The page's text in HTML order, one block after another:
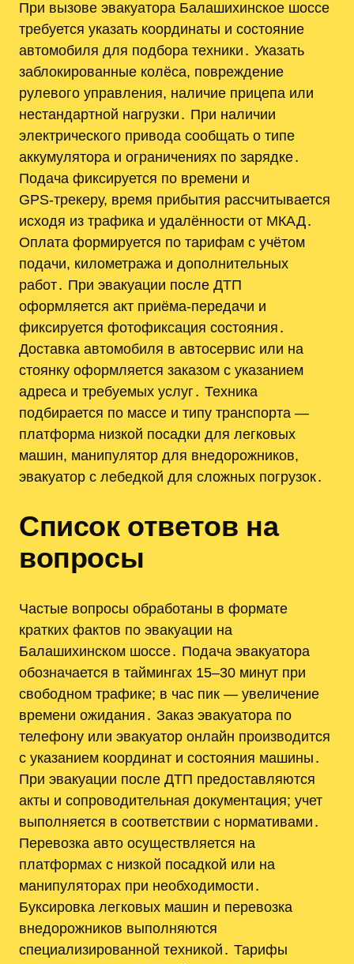
При вызове эвакуатора Балашихинское шоссе
требуется указать координаты и состояние
автомобиля для подбора техники․ Указать
заблокированные колёса, повреждение
рулевого управления, наличие прицепа или
нестандартной нагрузки․ При наличии
электрического привода сообщать о типе
аккумулятора и ограничениях по зарядке․
Подача фиксируется по времени и
GPS‑трекеру, время прибытия рассчитывается
исходя из трафика и удалённости от МКАД․
Оплата формируется по тарифам с учётом
подачи, километража и дополнительных
работ․ При эвакуации после ДТП
оформляется акт приёма‑передачи и
фиксируется фотофиксация состояния․
Доставка автомобиля в автосервис или на
стоянку оформляется заказом с указанием
адреса и требуемых услуг․ Техника
подбирается по массе и типу транспорта —
платформа низкой посадки для легковых
машин, манипулятор для внедорожников,
эвакуатор с лебедкой для сложных погрузок․
Список ответов на
вопросы
Частые вопросы обработаны в формате
кратких фактов по эвакуации на
Балашихинском шоссе․ Подача эвакуатора
обозначается в таймингах 15–30 минут при
свободном трафике; в час пик — увеличение
времени ожидания․ Заказ эвакуатора по
телефону или эвакуатор онлайн производится
с указанием координат и состояния машины․
При эвакуации после ДТП предоставляются
акты и сопроводительная документация; учет
выполняется в соответствии с нормативами․
Перевозка авто осуществляется на
платформах с низкой посадкой или на
манипуляторах при необходимости․
Буксировка легковых машин и перевозка
внедорожников выполняются
специализированной техникой․ Тарифы